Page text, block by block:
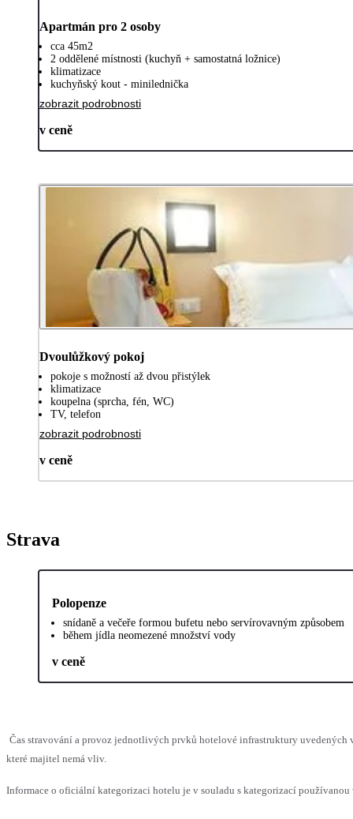
Apartmán pro 2 osoby
cca 45m2
2 oddělené místnosti (kuchyň + samostatná ložnice)
klimatizace
kuchyňský kout - minilednička
zobrazit podrobnosti
v ceně
Dvoulůžkový pokoj
pokoje s možností až dvou přistýlek
klimatizace
koupelna (sprcha, fén, WC)
TV, telefon
zobrazit podrobnosti
v ceně
Strava
Polopenze
snídaně a večeře formou bufetu nebo servírovavným způsobem
během jídla neomezené množství vody
v ceně
Čas stravování a provoz jednotlivých prvků hotelové infrastruktury uvedených
které majitel nemá vliv.
Informace o oficiální kategorizaci hotelu je v souladu s kategorizací